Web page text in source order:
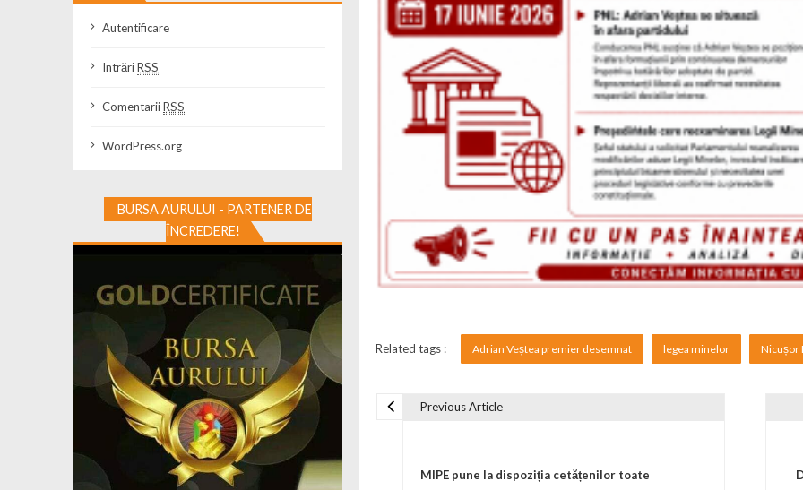
Related tags : Adrian Veștea premier desemnat legea minelor Nicușor
Previous Article
MIPE pune la dispoziția cetățenilor toate
Autentificare
IntrăriRSS
ComentariiRSS
WordPress.org
BURSA AURULUI - PARTENER DE
ÎNCREDERE!